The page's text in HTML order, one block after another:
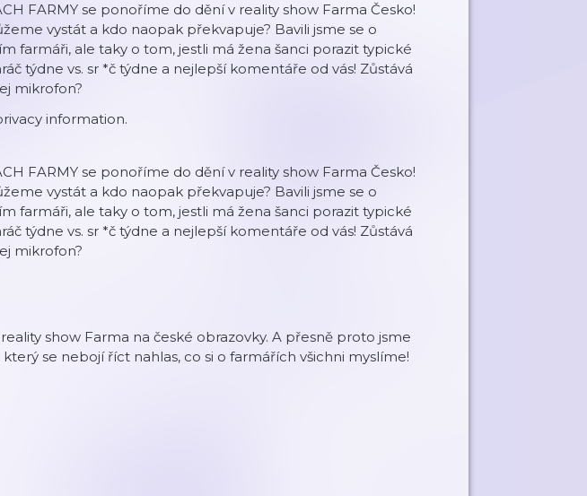
FARMY se ponoříme do dění v reality show Farma Česko!
vystát a kdo naopak překvapuje? Bavili jsme se o
farmáři, ale taky o tom, jestli má žena šanci porazit typické
týdne vs. sr *č týdne a nejlepší komentáře od vás! Zůstává
mikrofon?
information.
FARMY se ponoříme do dění v reality show Farma Česko!
vystát a kdo naopak překvapuje? Bavili jsme se o
farmáři, ale taky o tom, jestli má žena šanci porazit typické
týdne vs. sr *č týdne a nejlepší komentáře od vás! Zůstává
mikrofon?
show Farma na české obrazovky. A přesně proto jsme
se nebojí říct nahlas, co si o farmářích všichni myslíme!